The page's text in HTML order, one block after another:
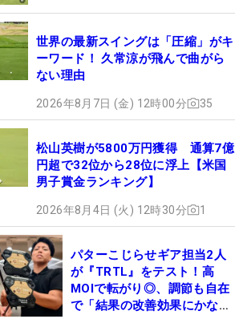
世界の最新スイングは「圧縮」がキ
ーワード！ 久常涼が飛んで曲がら
ない理由
2026年8月7日 (金) 12時00分 35
松山英樹が5800万円獲得 通算7億
円超で32位から28位に浮上【米国
男子賞金ランキング】
2026年8月4日 (火) 12時30分 1
パターこじらせギア担当2人
が『TRTL』をテスト！高
MOIで転がり◎、調節も自在
で「結果の改善効果にかなり